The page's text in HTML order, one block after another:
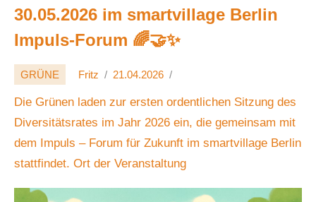
30.05.2026 im smartvillage Berlin
Impuls-Forum 🌈🤝✨
GRÜNE Fritz 21.04.2026
Die Grünen laden zur ersten ordentlichen Sitzung des
Diversitätsrates im Jahr 2026 ein, die gemeinsam mit
dem Impuls – Forum für Zukunft im smartvillage Berlin
stattfindet. Ort der Veranstaltung